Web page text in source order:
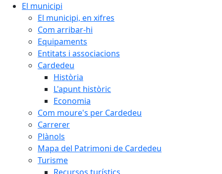
El municipi
El municipi, en xifres
Com arribar-hi
Equipaments
Entitats i associacions
Cardedeu
Història
L'apunt històric
Economia
Com moure's per Cardedeu
Carrerer
Plànols
Mapa del Patrimoni de Cardedeu
Turisme